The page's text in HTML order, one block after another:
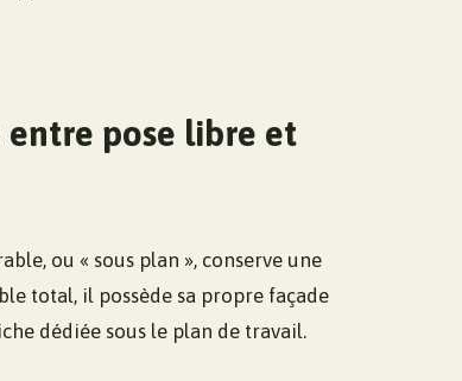
entre pose libre et
ou « sous plan », conserve une
total, il possède sa propre façade
dédiée sous le plan de travail.